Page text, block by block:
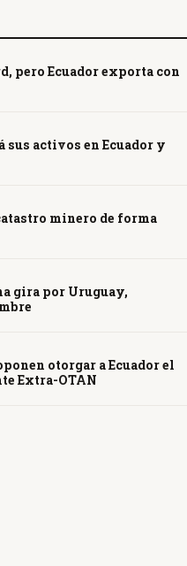
pero Ecuador exporta con
sus activos en Ecuador y
minero de forma
gira por Uruguay,
otorgar a Ecuador el
Extra-OTAN